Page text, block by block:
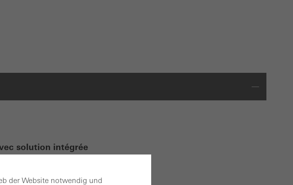
solution intégrée
sans
der Website notwendig und